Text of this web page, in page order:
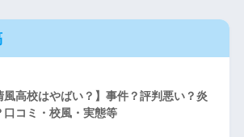
風高校はやばい？】事件？評判悪い？炎
口コミ・校風・実態等